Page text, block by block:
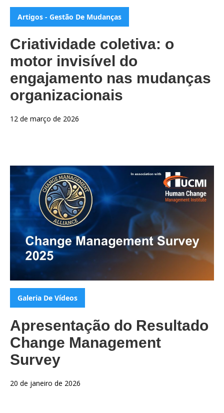
Categorias:
Artigos - Gestão De Mudanças
Criatividade coletiva: o
motor invisível do
engajamento nas mudanças
organizacionais
12 de março de 2026
Categorias:
Galeria De Vídeos
Apresentação do Resultado
Change Management
Survey
20 de janeiro de 2026